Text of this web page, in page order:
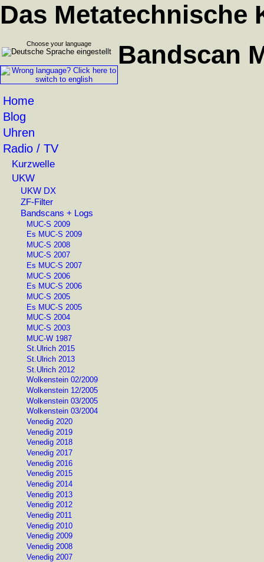
Das Metatechnische
Choose your language
Home
Blog
Uhren
Radio / TV
Kurzwelle
UKW
UKW DX
ZF-Filter
Bandscans + Logs
MUC-S 2009
Es MUC-S 2009
MUC-S 2008
MUC-S 2007
Es MUC-S 2007
MUC-S 2006
Es MUC-S 2006
MUC-S 2005
Es MUC-S 2005
MUC-S 2004
MUC-S 2003
MUC-W 1987
St.Ulrich 2015
St.Ulrich 2013
St.Ulrich 2012
Wolkenstein 02/2009
Wolkenstein 12/2005
Wolkenstein 03/2005
Wolkenstein 03/2004
Venedig 2020
Venedig 2019
Venedig 2018
Venedig 2017
Venedig 2016
Venedig 2015
Venedig 2014
Venedig 2013
Venedig 2012
Venedig 2011
Venedig 2010
Venedig 2009
Venedig 2008
Venedig 2007
Bandscan